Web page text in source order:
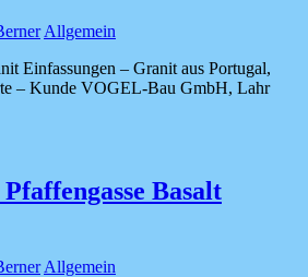
Allgemein
Einfassungen – Granit aus Portugal,
– Kunde VOGEL-Bau GmbH, Lahr
Basalt
Allgemein